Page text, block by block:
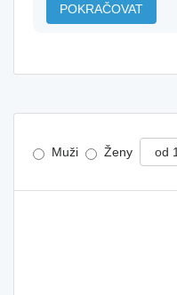
POKRAČOVAT
Muži Ženy